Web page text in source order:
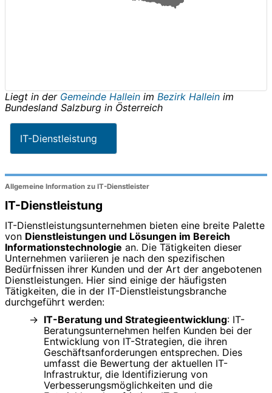
Liegt in der Gemeinde Hallein im Bezirk Hallein im
Bundesland Salzburg in Österreich
IT-Dienstleistung
Allgemeine Information zu IT-Dienstleister
IT-Dienstleistung
IT-Dienstleistungsunternehmen bieten eine breite Palette
von Dienstleistungen und Lösungen im Bereich
Informationstechnologie an. Die Tätigkeiten dieser
Unternehmen variieren je nach den spezifischen
Bedürfnissen ihrer Kunden und der Art der angebotenen
Dienstleistungen. Hier sind einige der häufigsten
Tätigkeiten, die in der IT-Dienstleistungsbranche
durchgeführt werden:
IT-Beratung und Strategieentwicklung: IT-
Beratungsunternehmen helfen Kunden bei der
Entwicklung von IT-Strategien, die ihren
Geschäftsanforderungen entsprechen. Dies
umfasst die Bewertung der aktuellen IT-
Infrastruktur, die Identifizierung von
Verbesserungsmöglichkeiten und die